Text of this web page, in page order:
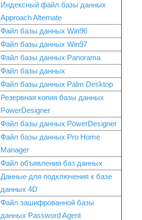
Индексный файл базы данных
Approach Alternate
Файл базы данных Win96
Файл базы данных Win97
Файл базы данных Panorama
Файл базы данных
Файл базы данных Palm Desktop
Резервная копия базы данных
PowerDesigner
Файл базы данных PowerDesigner
Файл базы данных Pro Home
Manager
Файл объявления баз данных
Данные для подключения к базе
данных 4D
Файл зашифрованной базы
данных Password Agent